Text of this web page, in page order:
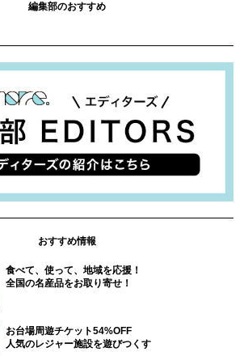
編集部のおすすめ
おすすめ情報
食べて、使って、地域を応援！
全国の名産品をお取り寄せ！
お台場周遊チケット54%OFF
人気のレジャー施設を遊びつくす